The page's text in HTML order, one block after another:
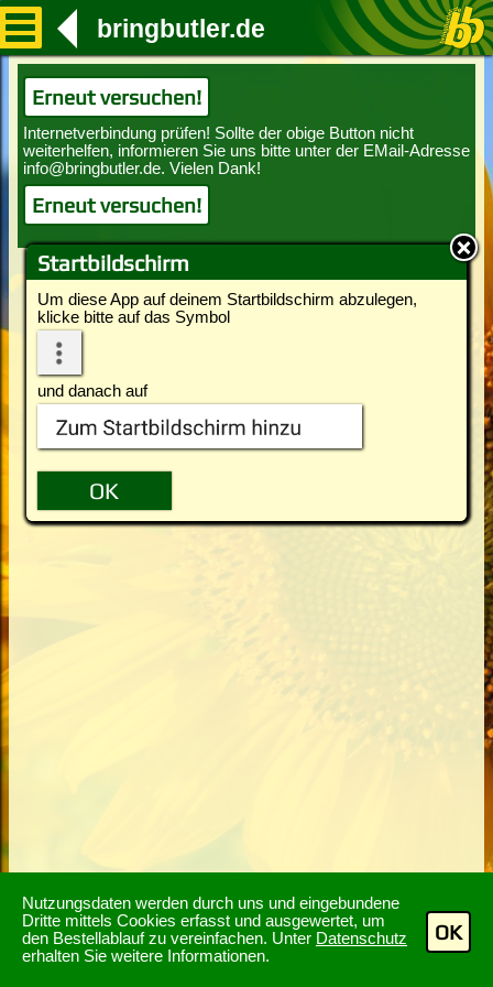
Nutzungsdaten werden durch uns und eingebundene
Dritte mittels Cookies erfasst und ausgewertet, um
den Bestellablauf zu vereinfachen. Unter Datenschutz
erhalten Sie weitere Informationen.
OK
Startbildschirm
Um diese App auf deinem Startbildschirm abzulegen,
klicke bitte auf das Symbol
und danach auf
bringbutler.de
Erneut versuchen!
Erneut versuchen!